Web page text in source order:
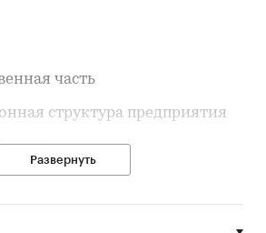
часть
структура предприятия
план
база
Развернуть